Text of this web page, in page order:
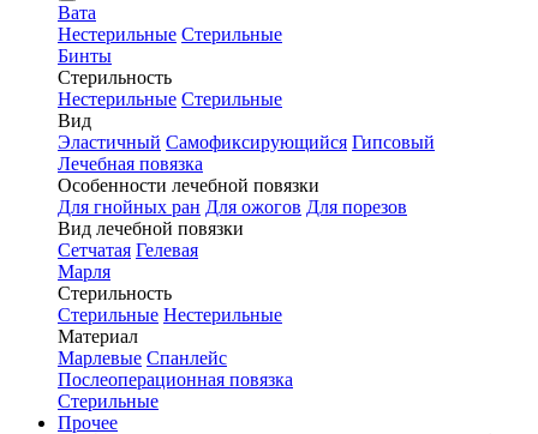
Вата
Нестерильные Стерильные
Бинты
Стерильность
Нестерильные Стерильные
Вид
Эластичный Самофиксирующийся Гипсовый
Лечебная повязка
Особенности лечебной повязки
Для гнойных ран Для ожогов Для порезов
Вид лечебной повязки
Сетчатая Гелевая
Марля
Стерильность
Стерильные Нестерильные
Материал
Марлевые Спанлейс
Послеоперационная повязка
Стерильные
Прочее